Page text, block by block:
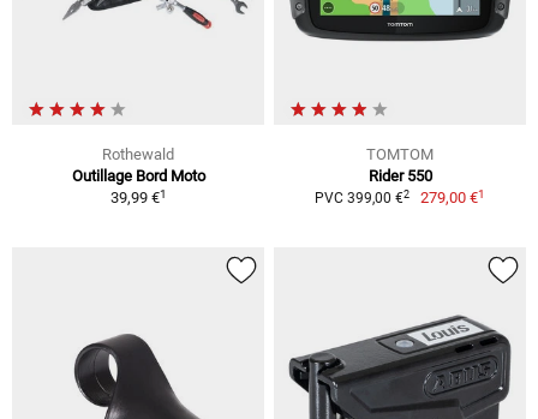
Rothewald
Outillage Bord Moto
39,99 €1
TOMTOM
Rider 550
PVC 399,00 €2 279,00 €1